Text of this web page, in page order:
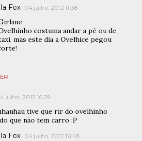
Ila Fox 04 julho, 2012 11:38
costuma andar a pé ou de
mas este dia a Ovelhice pegou
julho, 2012 16:29
tive que rir do ovelhinho
que não tem carro :P
Ila Fox 04 julho, 2012 16:48